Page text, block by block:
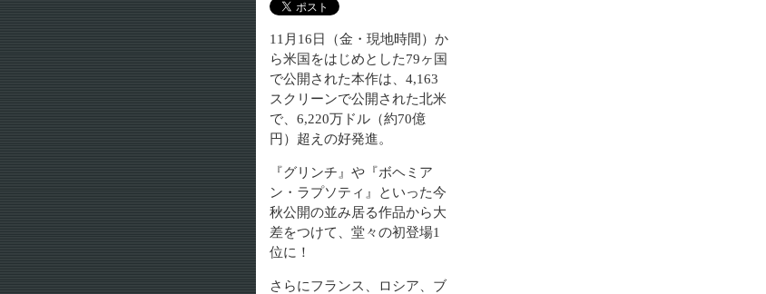
11月16日（金・現地時間）か
ら米国をはじめとした79ヶ国
で公開された本作は、4,163
スクリーンで公開された北米
で、6,220万ドル（約70億
円）超えの好発進。
『グリンチ』や『ボヘミア
ン・ラプソティ』といった今
秋公開の並み居る作品から大
差をつけて、堂々の初登場1
位に！
さらにフランス、ロシア、ブ